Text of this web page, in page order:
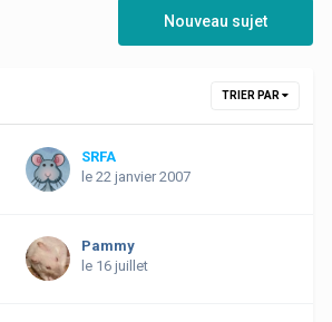
Nouveau sujet
TRIER PAR
SRFA
le 22 janvier 2007
Pammy
le 16 juillet